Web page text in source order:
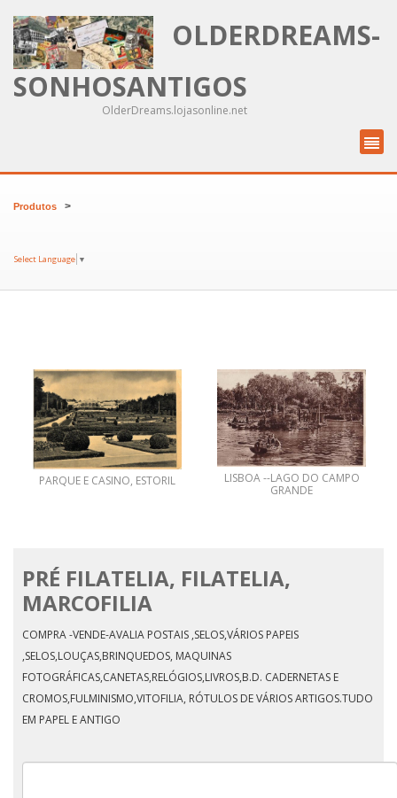
OLDERDREAMS-
SONHOSANTIGOS
OlderDreams.lojasonline.net
Produtos >
Select Language ▼
PARQUE E CASINO, ESTORIL
LISBOA --LAGO DO CAMPO
GRANDE
PRÉ FILATELIA, FILATELIA,
MARCOFILIA
COMPRA -VENDE-AVALIA POSTAIS ,SELOS,VÁRIOS PAPEIS
,SELOS,LOUÇAS,BRINQUEDOS, MAQUINAS
FOTOGRÁFICAS,CANETAS,RELÓGIOS,LIVROS,B.D. CADERNETAS E
CROMOS,FULMINISMO,VITOFILIA, RÓTULOS DE VÁRIOS ARTIGOS.TUDO
EM PAPEL E ANTIGO